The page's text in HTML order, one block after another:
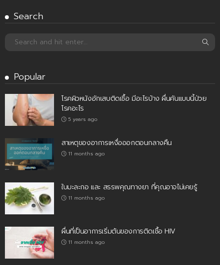
Search
Popular
โรคผิวหนังอักเสบติดเชื้อ มีอะไรบ้าง ผื่นคันแบบนี้ป่วย
โรคอะไร
5 years ago
สาเหตุของอาการเหงื่อออกตอนกลางคืน
11 months ago
ใบมะละกอ และ สรรพคุณทางยา ที่คุณอาจไม่เคยรู้
11 months ago
ผื่นที่เป็นอาการเริ่มต้นของการติดเชื้อ HIV
11 months ago